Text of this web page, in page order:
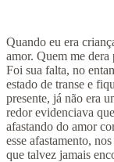
Quando eu era
amor. Quem me dera
Foi sua falta, no
estado de transe e
presente, já não era
redor evidenciava
afastando do amor
esse afastamento,
que talvez jamais